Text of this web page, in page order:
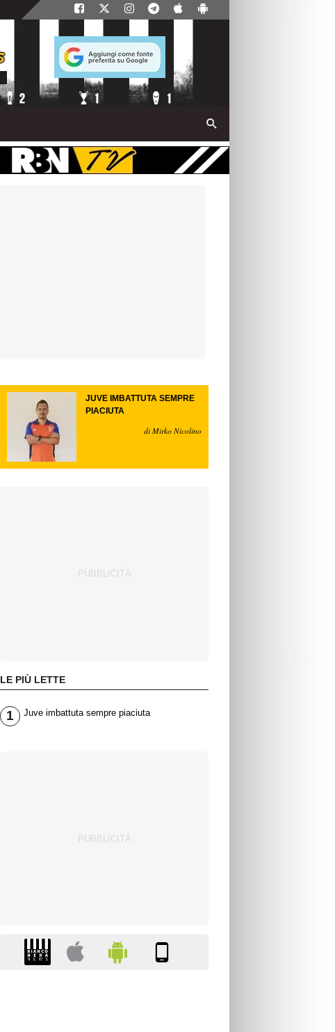
JUVE IMBATTUTA SEMPRE
PIACIUTA
di Mirko Nicolino
LE PIÙ LETTE
1 Juve imbattuta sempre piaciuta